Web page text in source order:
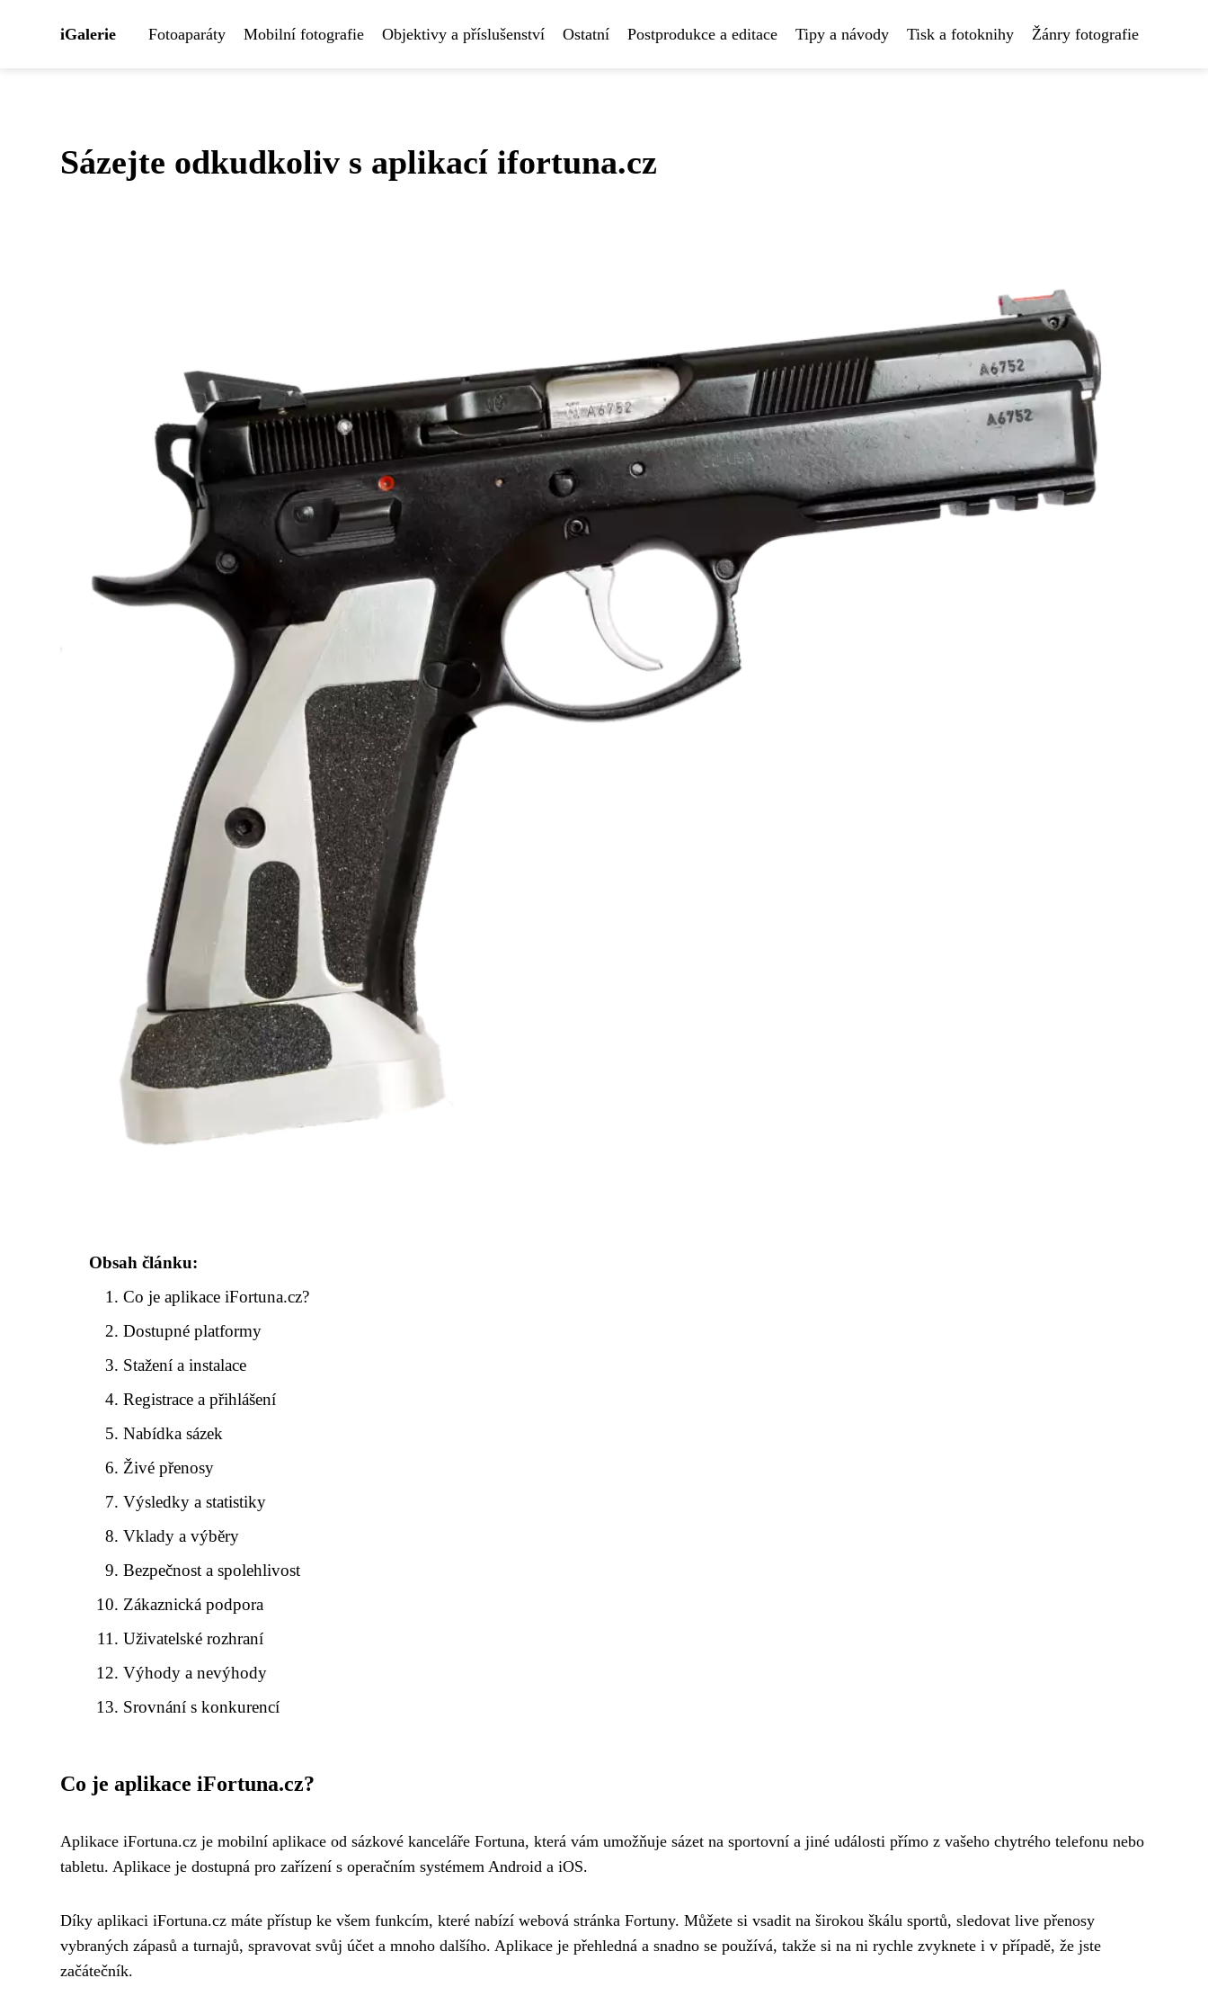
iGalerie Fotoaparáty Mobilní fotografie Objektivy a příslušenství Ostatní Postprodukce a editace Tipy a návody Tisk a fotoknihy Žánry fotografie
Sázejte odkudkoliv s aplikací ifortuna.cz
Obsah článku:
Co je aplikace iFortuna.cz?
Dostupné platformy
Stažení a instalace
Registrace a přihlášení
Nabídka sázek
Živé přenosy
Výsledky a statistiky
Vklady a výběry
Bezpečnost a spolehlivost
Zákaznická podpora
Uživatelské rozhraní
Výhody a nevýhody
Srovnání s konkurencí
Co je aplikace iFortuna.cz?
Aplikace iFortuna.cz je mobilní aplikace od sázkové kanceláře Fortuna, která vám umožňuje sázet na sportovní a jiné události přímo z vašeho chytrého telefonu nebo
tabletu. Aplikace je dostupná pro zařízení s operačním systémem Android a iOS.
Díky aplikaci iFortuna.cz máte přístup ke všem funkcím, které nabízí webová stránka Fortuny. Můžete si vsadit na širokou škálu sportů, sledovat live přenosy
vybraných zápasů a turnajů, spravovat svůj účet a mnoho dalšího. Aplikace je přehledná a snadno se používá, takže si na ni rychle zvyknete i v případě, že jste
začátečník.